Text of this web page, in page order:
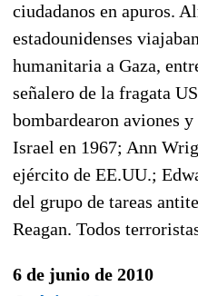
ciudadanos en apuros.
estadounidenses
humanitaria a Gaza,
señalero de la fragata
bombardearon aviones
Israel en 1967; Ann
ejército de EE.UU.;
del grupo de tareas
Reagan. Todos
6 de junio de 2010